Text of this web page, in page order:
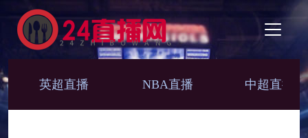
英超直播 NBA直播 中超直播